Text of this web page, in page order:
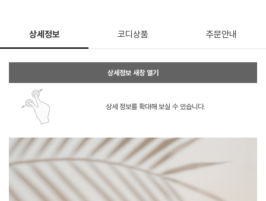
상세정보 코디상품 주문안내
상세정보 새창 열기
상세 정보를 확대해 보실 수 있습니다.